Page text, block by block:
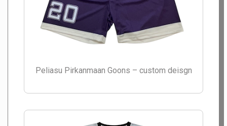
Peliasu Pirkanmaan Goons – custom deisgn